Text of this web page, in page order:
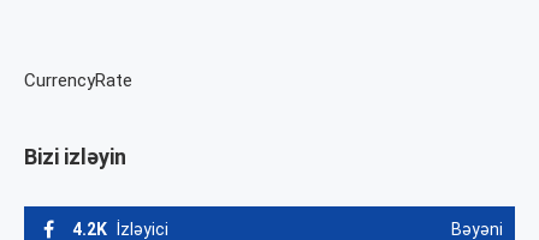
CurrencyRate
Bizi izləyin
4.2K İzləyici Bəyəni